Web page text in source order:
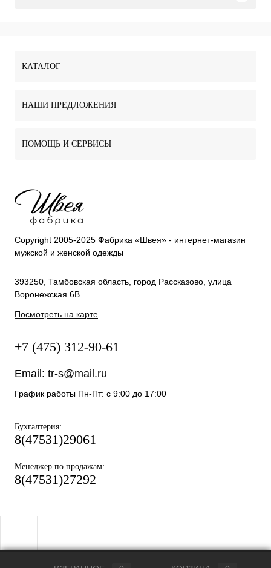
КАТАЛОГ
НАШИ ПРЕДЛОЖЕНИЯ
ПОМОЩЬ И СЕРВИСЫ
Copyright 2005-2025 Фабрика «Швея» - интернет-магазин
мужской и женской одежды
393250, Тамбовская область, город Рассказово, улица
Воронежская 6В
Посмотреть на карте
+7 (475) 312-90-61
Email: tr-s@mail.ru
График работы Пн-Пт: с 9:00 до 17:00
Бухгалтерия:
8(47531)29061
Менеджер по продажам:
8(47531)27292